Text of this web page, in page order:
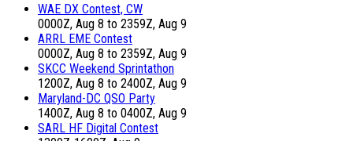
WAE DX Contest, CW
0000Z, Aug 8 to 2359Z, Aug 9
ARRL EME Contest
0000Z, Aug 8 to 2359Z, Aug 9
SKCC Weekend Sprintathon
1200Z, Aug 8 to 2400Z, Aug 9
Maryland-DC QSO Party
1400Z, Aug 8 to 0400Z, Aug 9
SARL HF Digital Contest